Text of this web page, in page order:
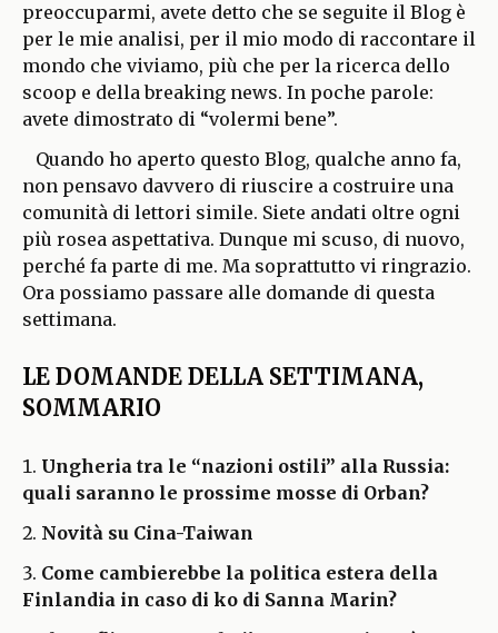
preoccuparmi, avete detto che se seguite il Blog è
per le mie analisi, per il mio modo di raccontare il
mondo che viviamo, più che per la ricerca dello
scoop e della breaking news. In poche parole:
avete dimostrato di “volermi bene”.
Quando ho aperto questo Blog, qualche anno fa,
non pensavo davvero di riuscire a costruire una
comunità di lettori simile. Siete andati oltre ogni
più rosea aspettativa. Dunque mi scuso, di nuovo,
perché fa parte di me. Ma soprattutto vi ringrazio.
Ora possiamo passare alle domande di questa
settimana.
LE DOMANDE DELLA SETTIMANA,
SOMMARIO
Ungheria tra le “nazioni ostili” alla Russia:
quali saranno le prossime mosse di Orban?
Novità su Cina-Taiwan
Come cambierebbe la politica estera della
Finlandia in caso di ko di Sanna Marin?